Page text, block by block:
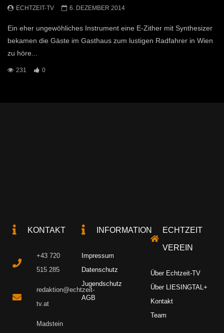
ECHTZEIT-TV 6. DEZEMBER 2014
Ein eher ungewöhliches Instrument eine E-Zither mit Synthesizer
bekamen die Gäste im Gasthaus zum lustigen Radfahrer in Wien
zu höre...
231 0
KONTAKT
+43 720
515 285
redaktion@echtzeit-
tv.at
Madstein
INFORMATION
Impressum
Datenschutz
Jugendschutz
AGB
ECHTZEIT
VEREIN
Über Echtzeit-TV
Über LIESINGTAL+
Kontakt
Team